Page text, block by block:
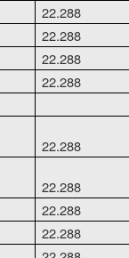
22.288
22.288
22.288
22.288
22.288
22.288
22.288
22.288